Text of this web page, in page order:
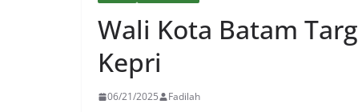
Wali Kota Batam
Kepri
06/21/2025 Fadilah